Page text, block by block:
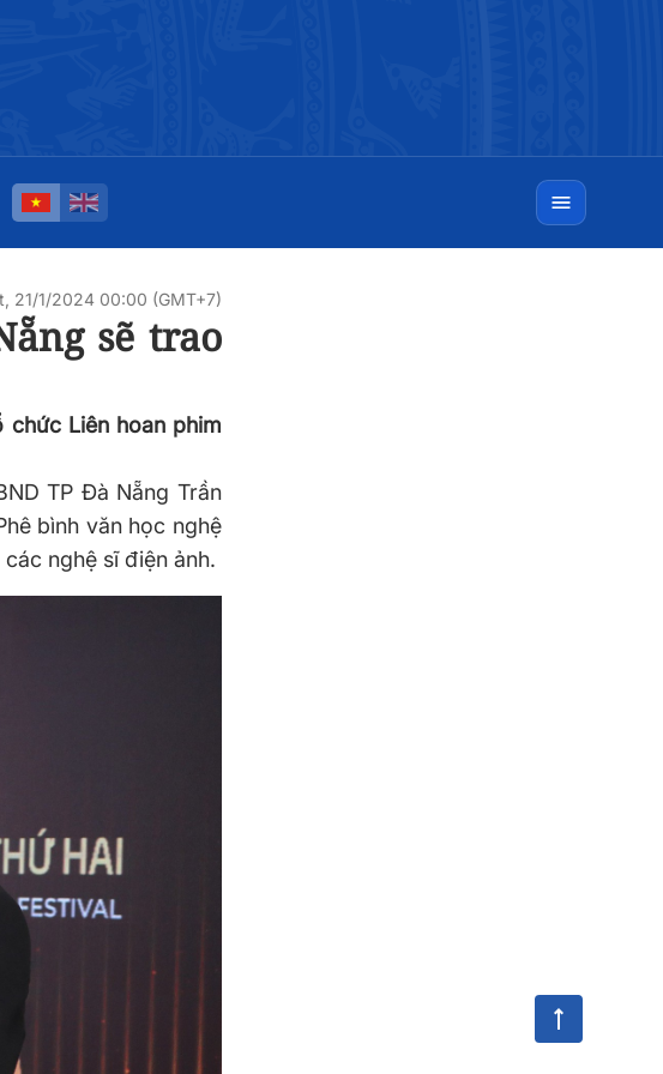
21/1/2024 00:00 (GMT+7)
sẽ trao
chức Liên hoan phim
TP Đà Nẵng Trần
bình văn học nghệ
nghệ sĩ điện ảnh.